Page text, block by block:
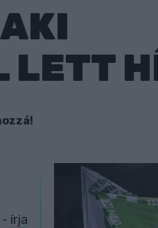
LETT
- írja